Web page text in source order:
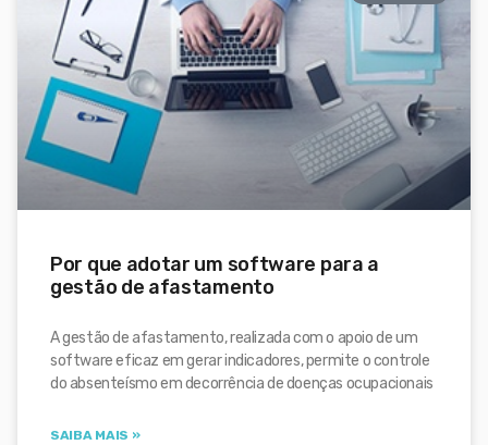
Por que adotar um software para a
gestão de afastamento
A gestão de afastamento, realizada com o apoio de um
software eficaz em gerar indicadores, permite o controle
do absenteísmo em decorrência de doenças ocupacionais
SAIBA MAIS »